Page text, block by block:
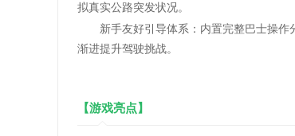
拟真实公路突发状况。
新手友好引导体系：内置完整巴士操作
渐进提升驾驶挑战。
【游戏亮点】